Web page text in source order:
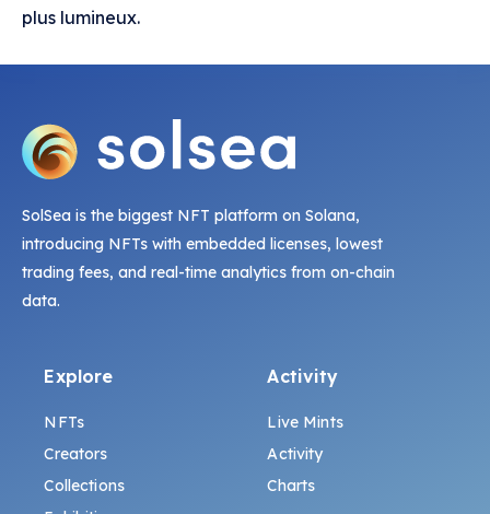
plus lumineux.
SolSea is the biggest NFT platform on Solana,
introducing NFTs with embedded licenses, lowest
trading fees, and real-time analytics from on-chain
data.
Explore
NFTs
Creators
Collections
Activity
Live Mints
Activity
Charts